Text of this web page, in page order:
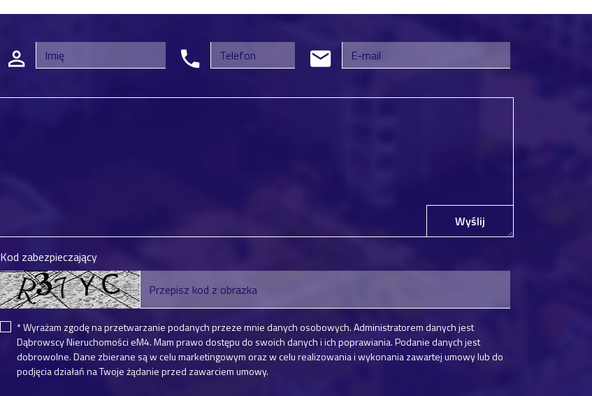
Wyślij
Kod zabezpieczający
* Wyrażam zgodę na przetwarzanie podanych przeze mnie danych osobowych. Administratorem danych jest
Dąbrowscy Nieruchomości eM4. Mam prawo dostępu do swoich danych i ich poprawiania. Podanie danych jest
dobrowolne. Dane zbierane są w celu marketingowym oraz w celu realizowania i wykonania zawartej umowy lub do
podjęcia działań na Twoje żądanie przed zawarciem umowy.